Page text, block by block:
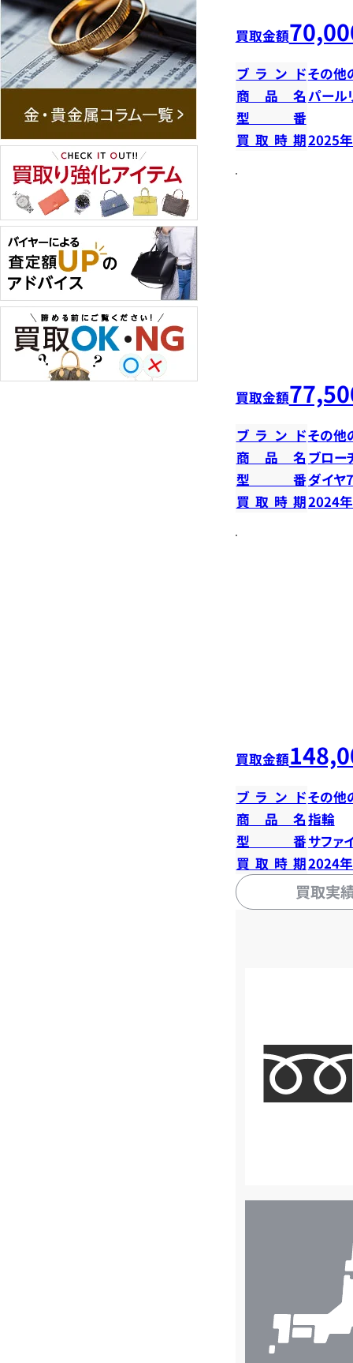
買取金額
ブランドその他
商品名 パール
型番
買取時期2025
買取金額
ブランドその他
商品名 ブロー
型番ダイヤ
買取時期2024
買取金額
ブランドその他
商品名指輪
型番サファ
買取時期2024
買取実